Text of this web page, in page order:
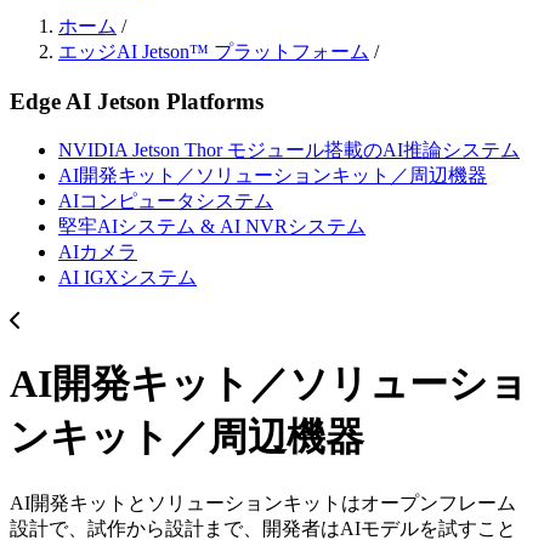
ホーム /
エッジAI Jetson™ プラットフォーム /
Edge AI Jetson Platforms
NVIDIA Jetson Thor モジュール搭載のAI推論システム
AI開発キット／ソリューションキット／周辺機器
AIコンピュータシステム
堅牢AIシステム & AI NVRシステム
AIカメラ
AI IGXシステム
AI開発キット／ソリューショ
ンキット／周辺機器
AI開発キットとソリューションキットはオープンフレーム
設計で、試作から設計まで、開発者はAIモデルを試すこと